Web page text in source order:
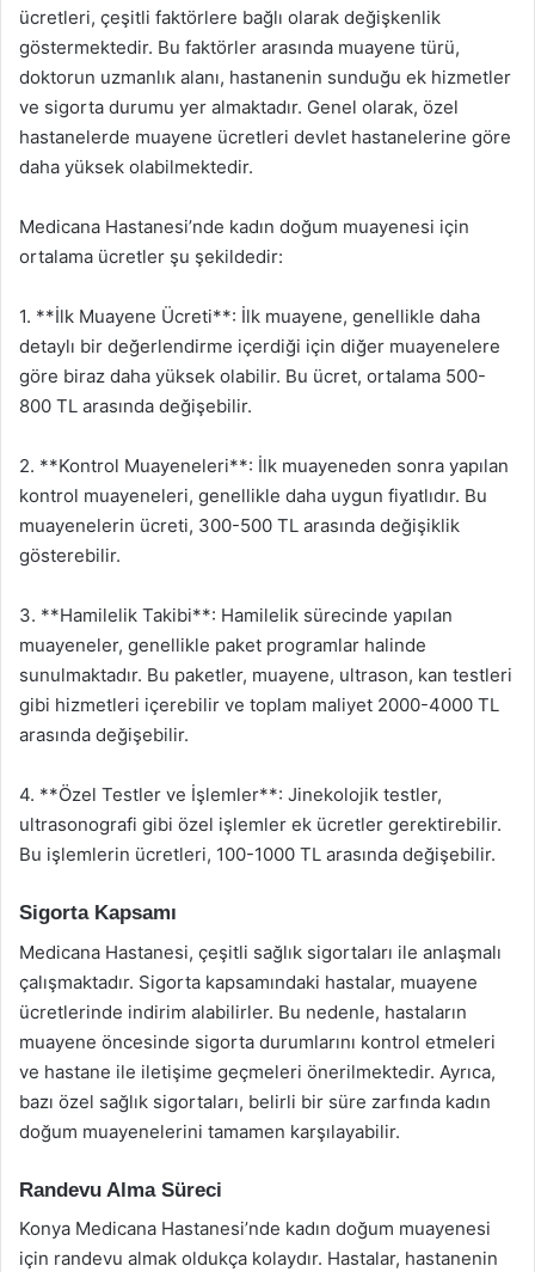
ücretleri, çeşitli faktörlere bağlı olarak değişkenlik
göstermektedir. Bu faktörler arasında muayene türü,
doktorun uzmanlık alanı, hastanenin sunduğu ek hizmetler
ve sigorta durumu yer almaktadır. Genel olarak, özel
hastanelerde muayene ücretleri devlet hastanelerine göre
daha yüksek olabilmektedir.
Medicana Hastanesi’nde kadın doğum muayenesi için
ortalama ücretler şu şekildedir:
1. **İlk Muayene Ücreti**: İlk muayene, genellikle daha
detaylı bir değerlendirme içerdiği için diğer muayenelere
göre biraz daha yüksek olabilir. Bu ücret, ortalama 500-
800 TL arasında değişebilir.
2. **Kontrol Muayeneleri**: İlk muayeneden sonra yapılan
kontrol muayeneleri, genellikle daha uygun fiyatlıdır. Bu
muayenelerin ücreti, 300-500 TL arasında değişiklik
gösterebilir.
3. **Hamilelik Takibi**: Hamilelik sürecinde yapılan
muayeneler, genellikle paket programlar halinde
sunulmaktadır. Bu paketler, muayene, ultrason, kan testleri
gibi hizmetleri içerebilir ve toplam maliyet 2000-4000 TL
arasında değişebilir.
4. **Özel Testler ve İşlemler**: Jinekolojik testler,
ultrasonografi gibi özel işlemler ek ücretler gerektirebilir.
Bu işlemlerin ücretleri, 100-1000 TL arasında değişebilir.
Sigorta Kapsamı
Medicana Hastanesi, çeşitli sağlık sigortaları ile anlaşmalı
çalışmaktadır. Sigorta kapsamındaki hastalar, muayene
ücretlerinde indirim alabilirler. Bu nedenle, hastaların
muayene öncesinde sigorta durumlarını kontrol etmeleri
ve hastane ile iletişime geçmeleri önerilmektedir. Ayrıca,
bazı özel sağlık sigortaları, belirli bir süre zarfında kadın
doğum muayenelerini tamamen karşılayabilir.
Randevu Alma Süreci
Konya Medicana Hastanesi’nde kadın doğum muayenesi
için randevu almak oldukça kolaydır. Hastalar, hastanenin